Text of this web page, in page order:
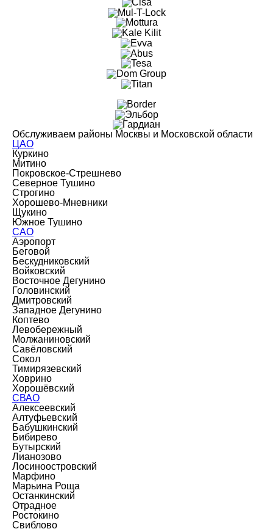
Обслуживаем районы Москвы и Московской области
ЦАО
Куркино
Митино
Покровское-Стрешнево
Северное Тушино
Строгино
Хорошево-Мневники
Щукино
Южное Тушино
САО
Аэропорт
Беговой
Бескудниковский
Войковский
Восточное Дегунино
Головинский
Дмитровский
Западное Дегунино
Коптево
Левобережный
Молжаниновский
Савёловский
Сокол
Тимирязевский
Ховрино
Хорошёвский
СВАО
Алексеевский
Алтуфьевский
Бабушкинский
Бибирево
Бутырский
Лианозово
Лосиноостровский
Марфино
Марьина Роща
Останкинский
Отрадное
Ростокино
Свиблово